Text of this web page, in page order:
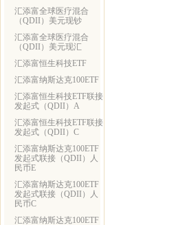
汇添富全球医疗混合
（QDII）美元现钞
汇添富全球医疗混合
（QDII）美元现汇
汇添富恒生科技ETF
汇添富纳斯达克100ETF
汇添富恒生科技ETF联接
发起式（QDII）A
汇添富恒生科技ETF联接
发起式（QDII）C
汇添富纳斯达克100ETF
发起式联接（QDII）人
民币E
汇添富纳斯达克100ETF
发起式联接（QDII）人
民币C
汇添富纳斯达克100ETF